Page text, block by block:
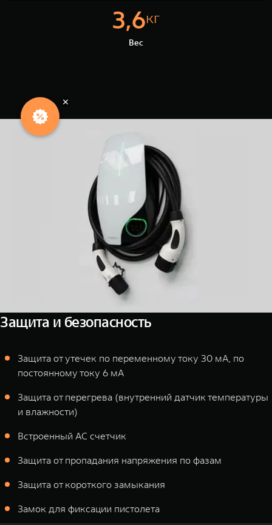
3,6кг
Вес
Защита и безопасность
Защита от утечек по переменному току 30 мА, по
постоянному току 6 мА
Защита от перегрева (внутренний датчик температуры
и влажности)
Встроенный AC счетчик
Защита от пропадания напряжения по фазам
Защита от короткого замыкания
Замок для фиксации пистолета
Особые
условия